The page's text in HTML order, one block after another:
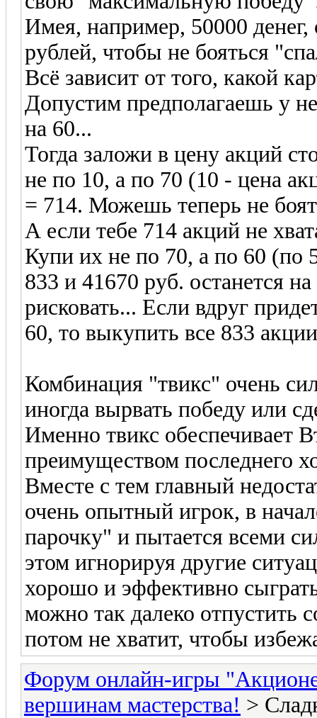
Имея, например, 50000
рублей, чтобы не бояться
Всё зависит от того, какой
Допустим предполагаешь у
на 60...
Тогда заложи в цену акций
не по 10, а по 70 (10 - цена
= 714. Можешь теперь не
А если тебе 714 акций не
Купи их не по 70, а по 60 (по
833 и 41670 руб. останется
рисковать... Если вдруг
60, то выкупить все 833
Комбинация "твикс" очень
иногда вырвать победу или
Именно твикс обеспечивает
преимуществом последнего
Вместе с тем главный
очень опытный игрок, в
парочку" и пытается всеми
этом игнорируя другие
хорошо и эффективно
можно так далеко отпустить
потом не хватит, чтобы
Форум онлайн-игры
вершинам мастерства! >